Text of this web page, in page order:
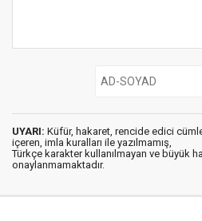
UYARI: Küfür, hakaret, rencide edici
içeren, imla kuralları ile yazılmamış,
Türkçe karakter kullanılmayan ve büyük
onaylanmamaktadır.